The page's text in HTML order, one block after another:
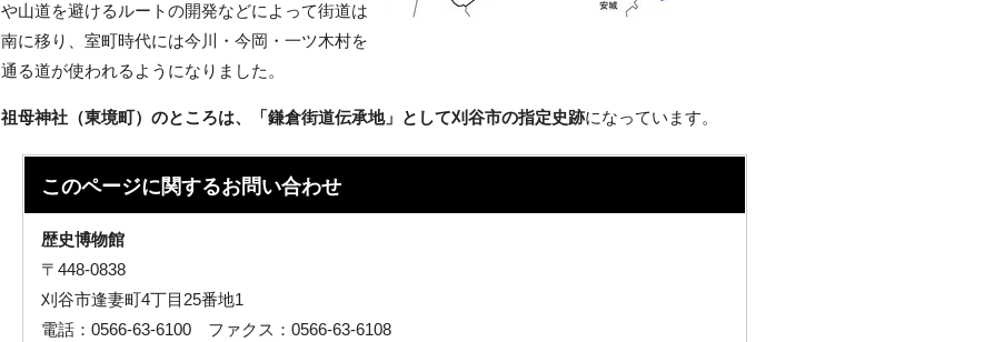
や山道を避けるルートの開発などによって街道は
南に移り、室町時代には今川・今岡・一ツ木村を
通る道が使われるようになりました。
祖母神社（東境町）のところは、「鎌倉街道伝承地」として刈谷市の指定史跡になっています。
このページに関するお問い合わせ
歴史博物館
〒448-0838
刈谷市逢妻町4丁目25番地1
電話：0566-63-6100 ファクス：0566-63-6108